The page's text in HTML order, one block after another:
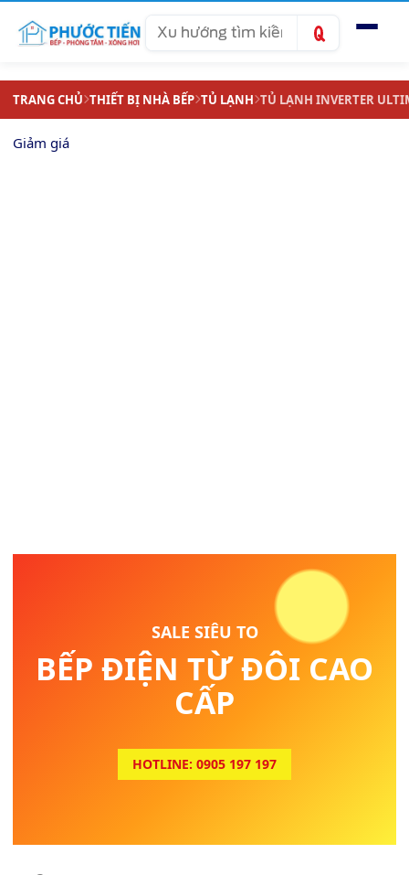
Tìm
TRANG CHỦ THIẾT BỊ NHÀ BẾP TỦ LẠNH TỦ LẠNH INVERTER
Giảm giá
SALE SIÊU TO
BẾP ĐIỆN TỪ ĐÔI CAO
CẤP
HOTLINE: 0905 197 197